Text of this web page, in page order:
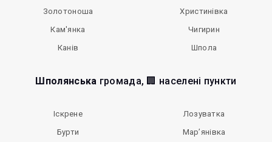
Золотоноша
Кам'янка
Канів
Христинівка
Чигирин
Шпола
Шполянська громада, 🏢 населені пункти
Іскрене
Бурти
Лозуватка
Мар’янівка